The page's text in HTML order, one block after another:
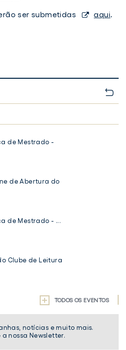
ser submetidas aqui.
de Mestrado -
de Abertura do
de Mestrado - ...
Clube de Leitura
TODOS OS EVENTOS
notícias e muito mais.
a nossa Newsletter.